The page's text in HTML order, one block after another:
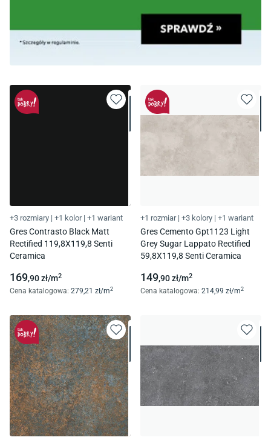
+3 rozmiary | +1 kolor | +1 wariant
Gres Contrasto Black Matt
Rectified 119,8X119,8 Senti
Ceramica
169,90zł/m2
Cena katalogowa: 279,21 zł/m2
+1 rozmiar | +3 kolory | +1 wariant
Gres Cemento Gpt1123 Light
Grey Sugar Lappato Rectified
59,8X119,8 Senti Ceramica
149,90zł/m2
Cena katalogowa: 214,99 zł/m2